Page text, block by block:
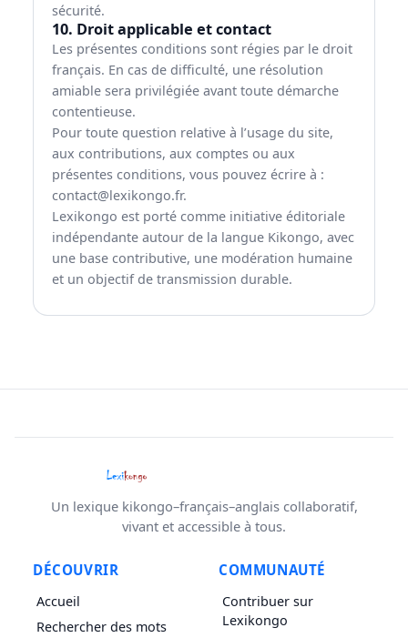
sécurité.
10. Droit applicable et contact
Les présentes conditions sont régies par le droit
français. En cas de difficulté, une résolution
amiable sera privilégiée avant toute démarche
contentieuse.
Pour toute question relative à l’usage du site,
aux contributions, aux comptes ou aux
présentes conditions, vous pouvez écrire à :
contact@lexikongo.fr.
Lexikongo est porté comme initiative éditoriale
indépendante autour de la langue Kikongo, avec
une base contributive, une modération humaine
et un objectif de transmission durable.
Un lexique kikongo–français–anglais collaboratif,
vivant et accessible à tous.
DÉCOUVRIR
Accueil
Rechercher des mots
COMMUNAUTÉ
Contribuer sur
Lexikongo